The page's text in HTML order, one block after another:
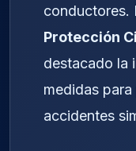
conductores.
Protección
destacado la
medidas
accidentes